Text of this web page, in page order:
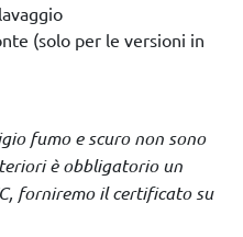
(solo per le versioni in
fumo e scuro non sono
è obbligatorio un
forniremo il certificato su